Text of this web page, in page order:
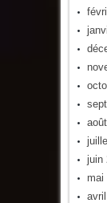
juin
mai